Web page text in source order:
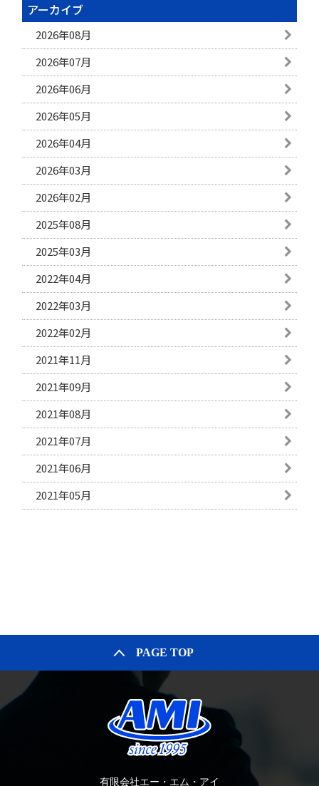
アーカイブ
2026年08月
2026年07月
2026年06月
2026年05月
2026年04月
2026年03月
2026年02月
2025年08月
2025年03月
2022年04月
2022年03月
2022年02月
2021年11月
2021年09月
2021年08月
2021年07月
2021年06月
2021年05月
PAGE TOP
有限会社エー・エム・アイ